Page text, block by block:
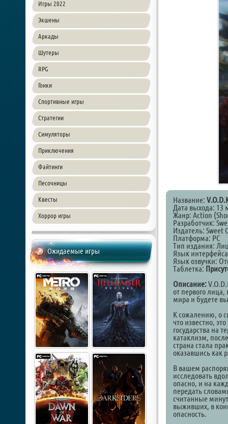
Игры 2022
Экшены
Аркады
Шутеры
RPG
Гонки
Спортивные игры
Стратегии
Симуляторы
Приключения
Файтинги
Песочницы
Квесты
Хоррор игры
Ожидаемые игры
Название:
Дата выхода: 13
Жанр: Action
Разработчик:
Издатель: Sweet
Платформа: PC
Тип издания:
Язык
Язык озвучки:
Таблетка:
Описание:
от первого лица,
мира и будете
К сожалению, о
что известно,
государства на
катаклизм,
страна стала
оказавшись как
В вашем
исследовать
опасно, и на
передать
считанные
выживших, в
опасность.